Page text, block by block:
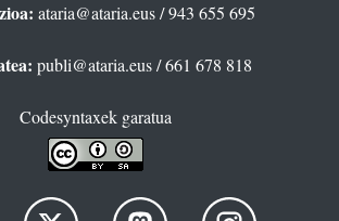
ataria@ataria.eus/ 943 655 695
publi@ataria.eus/ 661 678 818
Codesyntaxek garatua